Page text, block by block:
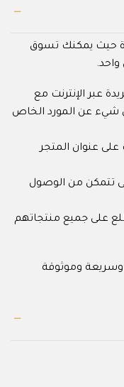
حيث يمكنك تسوق
واحد.
عبر الإنترنت مع
شيء عن المورد الخاص
على عنوان المتجر
تتمكن من الوصول
على جميع منتجاتهم
وسريعة وموثوقة